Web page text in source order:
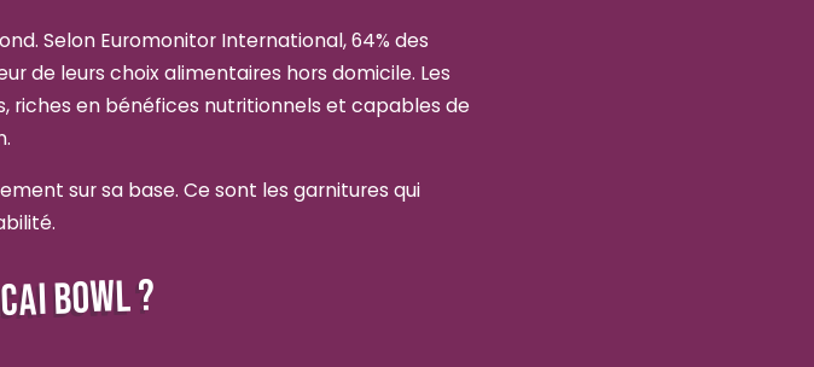
Selon Euromonitor International, 64% des
de leurs choix alimentaires hors domicile. Les
riches en bénéfices nutritionnels et capables de
sur sa base. Ce sont les garnitures qui
BOWL ?